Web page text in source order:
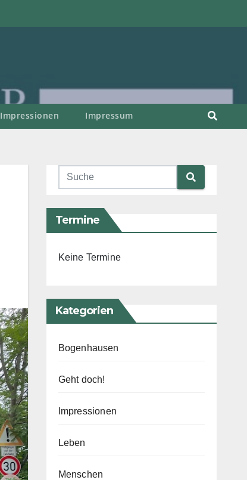
Impressionen Impressum
Termine
Keine Termine
Kategorien
Bogenhausen
Geht doch!
Impressionen
Leben
Menschen